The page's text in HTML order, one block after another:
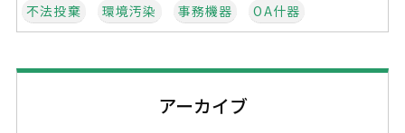
不法投棄
環境汚染 事務機器
OA什器
建設系廃棄物管理表
マニフェスト
不適正処理
産業廃棄物 コピー機
アーカイブ